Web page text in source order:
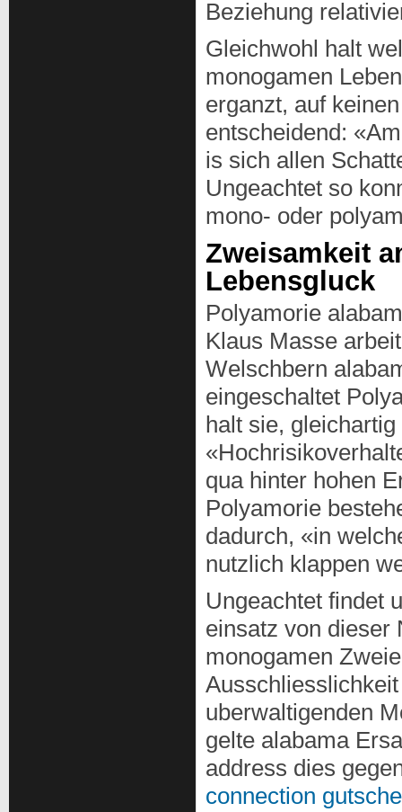
Beziehung
Gleichwohl halt
monogamen
erganzt, auf
entscheidend:
is sich allen
Ungeachtet so
mono- oder
Zweisamkeit
Lebensgluck
Polyamorie
Klaus Masse
Welschbern
eingeschaltet
halt sie,
qua hinter hohen
Polyamorie
dadurch, «in
nutzlich klappen
Ungeachtet findet
einsatz von dieser
monogamen
uberwaltigenden
gelte alabama
address dies
connection